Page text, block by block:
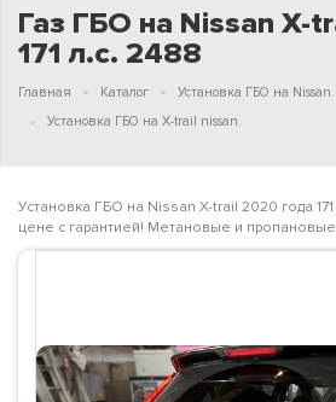
Газ ГБО на Nissan X-
171 л.с. 2488
Главная Каталог
Установка ГБО на Nissan.
Установка ГБО на X-trail nissan.
Установка ГБО на Nissan X-trail 2020 года
цене с гарантией! Метановые и